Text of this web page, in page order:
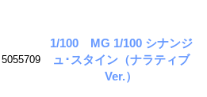
5055709
1/100 MG 1/100 シナンジ
ュ･スタイン（ナラティブ
Ver.）